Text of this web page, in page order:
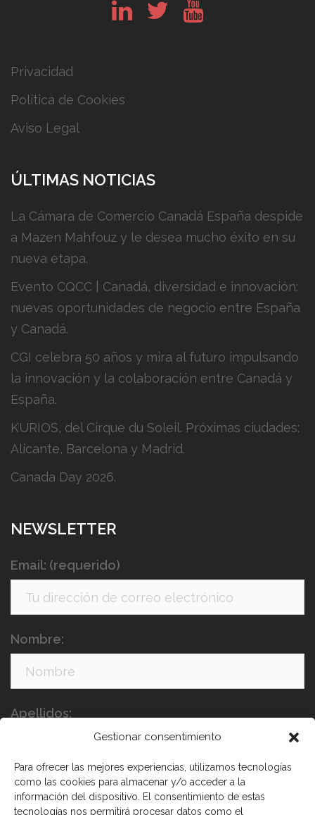
Gestionar consentimiento
Para ofrecer las mejores experiencias, utilizamos tecnologías
como las cookies para almacenar y/o acceder a la
información del dispositivo. El consentimiento de estas
tecnologías nos permitirá procesar datos como el
Privacidad
Política de Cookies
Aviso Legal
ÚLTIMAS NOTICIAS
La Cámara de Comercio Canadá España despide
a Mazen Mahfouz y le desea mucho éxito en su
nueva etapa.
Evento CQCC | Canadá, diversidad e innovación:
nuevas oportunidades de negocio entre España
y Canadá.
CGI celebra 50 años y mira al futuro impulsando
la innovación y la colaboración entre Canadá y
España.
KURIOS, del Cirque du Soleil. Próximas ciudades:
Alicante, Barcelona y Madrid.
Canada Day 2026.
NEWSLETTER
Email: (requerido)
Nombre:
Apellidos: